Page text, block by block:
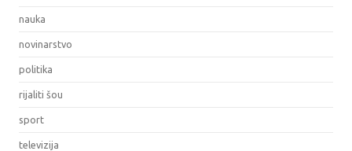
nauka
novinarstvo
politika
rijaliti šou
sport
televizija